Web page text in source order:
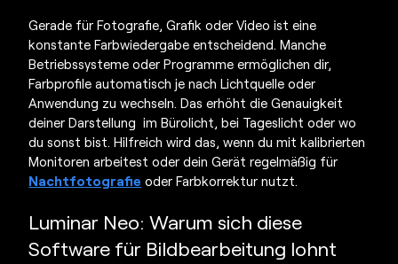
Gerade für Fotografie, Grafik oder Video ist eine
konstante Farbwiedergabe entscheidend. Manche
Betriebssysteme oder Programme ermöglichen dir,
Farbprofile automatisch je nach Lichtquelle oder
Anwendung zu wechseln. Das erhöht die Genauigkeit
deiner Darstellung im Bürolicht, bei Tageslicht oder wo
du sonst bist. Hilfreich wird das, wenn du mit kalibrierten
Monitoren arbeitest oder dein Gerät regelmäßig für
Nachtfotografie oder Farbkorrektur nutzt.
Luminar Neo: Warum sich diese
Software für Bildbearbeitung lohnt